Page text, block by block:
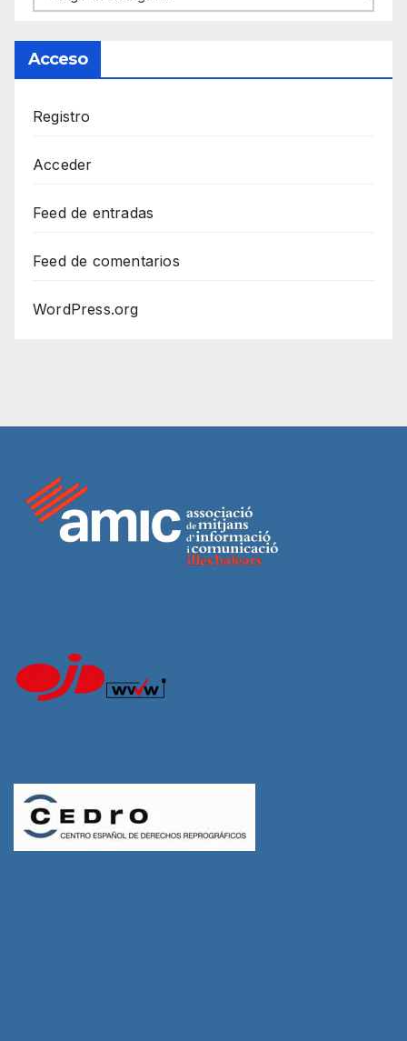
Acceso
Registro
Acceder
Feed de entradas
Feed de comentarios
WordPress.org